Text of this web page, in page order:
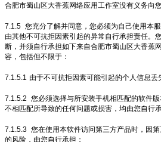
合肥市蜀山区大香蕉网络应用工作室没有义务向
7.1.5 您充分了解并同意，您必须为自己使用本
由其他不可抗拒因素引起的异常自行承担责任。
断，并须自行承担如下来自合肥市蜀山区大香蕉
容，包括但不限于：
7.1.5.1 由于不可抗拒因素可能引起的个人信息丢
7.1.5.2 您必须选择与所安装手机相匹配的软件
不相匹配所导致的任何问题或损害，均由您自行承
7.1.5.3 您在使用本软件访问第三方产品时，因
的风险，由您自行承担；